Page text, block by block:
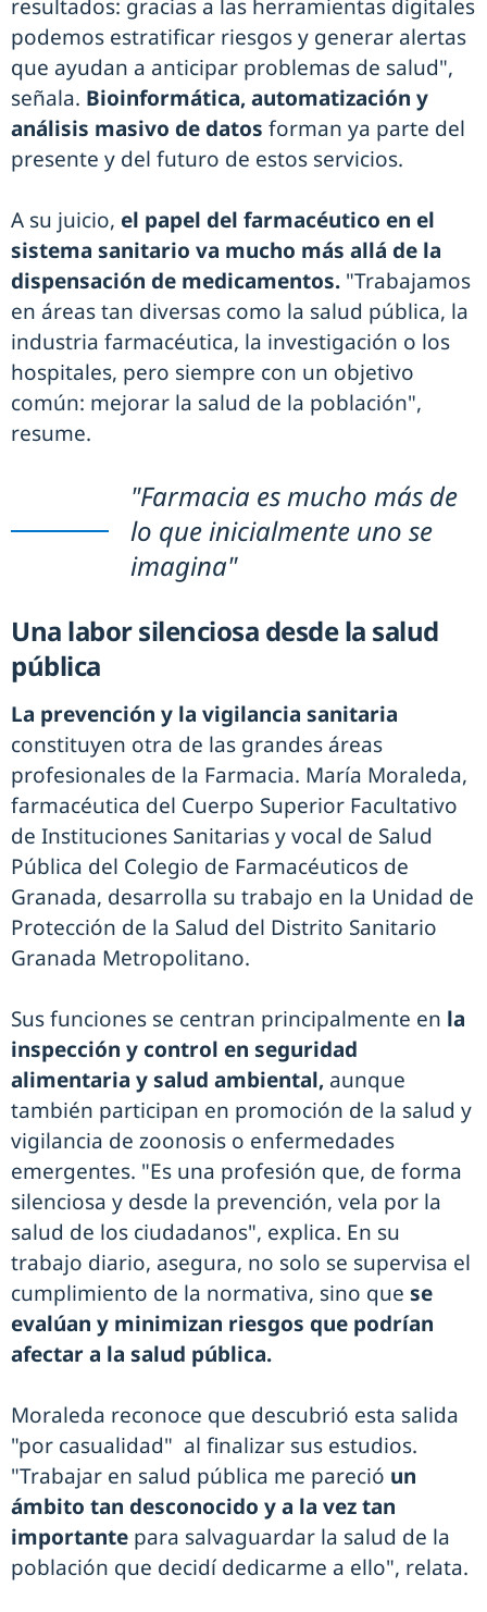
resultados: gracias a las herramientas digitales
podemos estratificar riesgos y generar alertas
que ayudan a anticipar problemas de salud",
señala. Bioinformática, automatización y
análisis masivo de datos forman ya parte del
presente y del futuro de estos servicios.
A su juicio, el papel del farmacéutico en el
sistema sanitario va mucho más allá de la
dispensación de medicamentos. "Trabajamos
en áreas tan diversas como la salud pública, la
industria farmacéutica, la investigación o los
hospitales, pero siempre con un objetivo
común: mejorar la salud de la población",
resume.
"Farmacia es mucho más de
lo que inicialmente uno se
imagina"
Una labor silenciosa desde la salud
pública
La prevención y la vigilancia sanitaria
constituyen otra de las grandes áreas
profesionales de la Farmacia. María Moraleda,
farmacéutica del Cuerpo Superior Facultativo
de Instituciones Sanitarias y vocal de Salud
Pública del Colegio de Farmacéuticos de
Granada, desarrolla su trabajo en la Unidad de
Protección de la Salud del Distrito Sanitario
Granada Metropolitano.
Sus funciones se centran principalmente en la
inspección y control en seguridad
alimentaria y salud ambiental, aunque
también participan en promoción de la salud y
vigilancia de zoonosis o enfermedades
emergentes. "Es una profesión que, de forma
silenciosa y desde la prevención, vela por la
salud de los ciudadanos", explica. En su
trabajo diario, asegura, no solo se supervisa el
cumplimiento de la normativa, sino que se
evalúan y minimizan riesgos que podrían
afectar a la salud pública.
Moraleda reconoce que descubrió esta salida
"por casualidad" al finalizar sus estudios.
"Trabajar en salud pública me pareció un
ámbito tan desconocido y a la vez tan
importante para salvaguardar la salud de la
población que decidí dedicarme a ello", relata.